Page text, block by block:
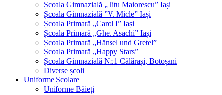
Școala Gimnazială „Titu Maiorescu” Iași
Școala Gimnazială ”V. Micle” Iași
Școala Primară „Carol I” Iași
Școala Primară „Ghe. Asachi” Iași
Școala Primară „Hänsel und Gretel”
Școala Primară „Happy Stars”
Școala Gimnazială Nr.1 Călărași, Botoșani
Diverse școli
Uniforme Școlare
Uniforme Băieți